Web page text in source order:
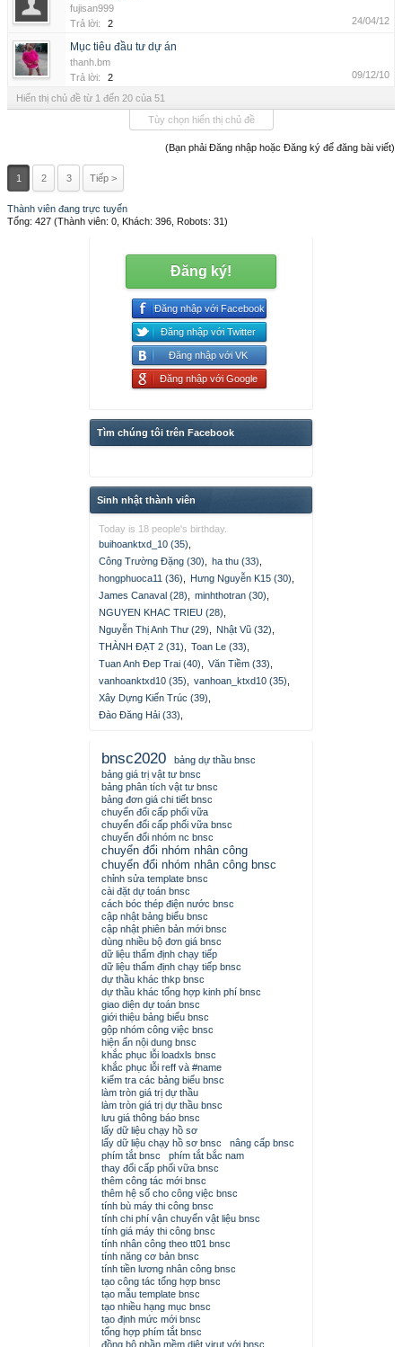
fujisan999
Trả lời:
2 24/04/12
Mục tiêu đầu tư dự án
thanh.bm
Trả lời:
2 09/12/10
Hiển thị chủ đề từ 1 đến 20 của 51
Tùy chọn hiển thị chủ đề
(Bạn phải Đăng nhập hoặc Đăng ký để đăng bài viết)
1 2 3 Tiếp >
Thành viên đang trực tuyến
Tổng: 427 (Thành viên: 0, Khách: 396, Robots: 31)
Đăng ký!
Đăng nhập với Facebook
Đăng nhập với Twitter
Đăng nhập với VK
Đăng nhập với Google
Tìm chúng tôi trên Facebook
Sinh nhật thành viên
Today is 18 people's birthday.
buihoanktxd_10 (35)
Công Trường Đặng (30)
ha thu (33)
hongphuoca11 (36)
Hưng Nguyễn K15 (30)
James Canaval (28)
minhthotran (30)
NGUYEN KHAC TRIEU (28)
Nguyễn Thị Anh Thư (29)
Nhật Vũ (32)
THÀNH ĐẠT 2 (31)
Toan Le (33)
Tuan Anh Đep Trai (40)
Văn Tiềm (33)
vanhoanktxd10 (35)
vanhoan_ktxd10 (35)
Xây Dựng Kiến Trúc (39)
Đào Đăng Hải (33)
bnsc2020
bảng dự thầu bnsc
bảng giá trị vật tư bnsc
bảng phân tích vật tư bnsc
bảng đơn giá chi tiết bnsc
chuyển đổi cấp phối vữa
chuyển đổi cấp phối vữa bnsc
chuyển đổi nhóm nc bnsc
chuyển đổi nhóm nhân công
chuyển đổi nhóm nhân công bnsc
chỉnh sửa template bnsc
cài đặt dự toán bnsc
cách bóc thép điện nước bnsc
cập nhật bảng biểu bnsc
cập nhật phiên bản mới bnsc
dùng nhiều bộ đơn giá bnsc
dữ liệu thẩm định chạy tiếp
dữ liệu thẩm định chạy tiếp bnsc
dự thầu khác thkp bnsc
dự thầu khác tổng hợp kinh phí bnsc
giao diện dự toán bnsc
giới thiệu bảng biểu bnsc
gộp nhóm công việc bnsc
hiện ẩn nội dung bnsc
khắc phục lỗi loadxls bnsc
khắc phục lỗi reff và #name
kiểm tra các bảng biểu bnsc
làm tròn giá trị dự thầu
làm tròn giá trị dự thầu bnsc
lưu giá thông báo bnsc
lấy dữ liệu chạy hồ sơ
lấy dữ liệu chạy hồ sơ bnsc
nâng cấp bnsc
phím tắt bnsc
phím tắt bắc nam
thay đổi cấp phối vữa bnsc
thêm công tác mới bnsc
thêm hệ số cho công việc bnsc
tính bù máy thi công bnsc
tính chi phí vận chuyển vật liệu bnsc
tính giá máy thi công bnsc
tính nhân công theo tt01 bnsc
tính năng cơ bản bnsc
tính tiền lương nhân công bnsc
tạo công tác tổng hợp bnsc
tạo mẫu template bnsc
tạo nhiều hạng mục bnsc
tạo định mức mới bnsc
tổng hợp phím tắt bnsc
đồng bộ phần mềm diệt virut với bnsc